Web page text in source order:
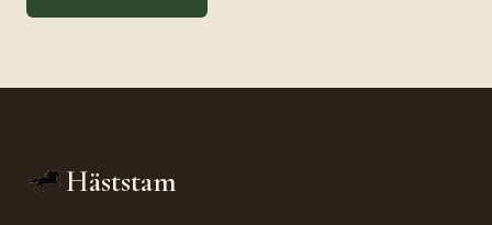
Häststam